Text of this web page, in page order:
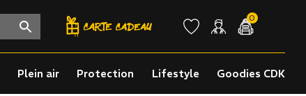
0
Plein air Protection Lifestyle Goodies CDK